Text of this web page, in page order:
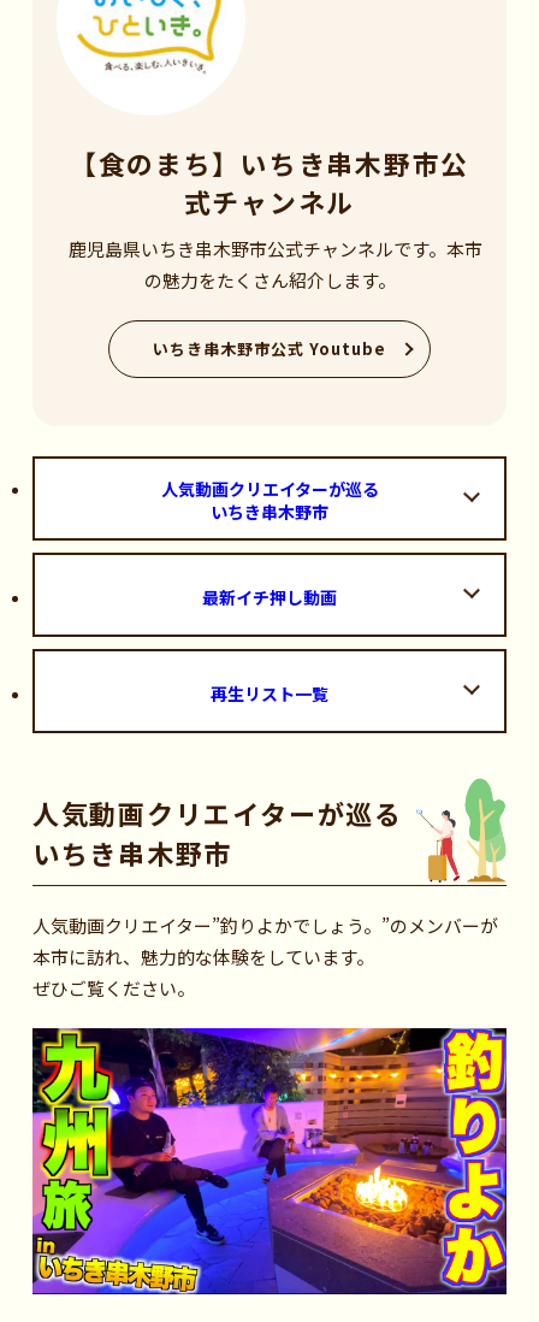
【食のまち】いちき串木野市公
式チャンネル
鹿児島県いちき串木野市公式チャンネルです。本市
の魅力をたくさん紹介します。
いちき串木野市公式 Youtube
人気動画クリエイターが巡る
いちき串木野市
最新イチ押し動画
再生リスト一覧
人気動画クリエイターが巡る
いちき串木野市
人気動画クリエイター”釣りよかでしょう。”のメンバーが
本市に訪れ、魅力的な体験をしています。
ぜひご覧ください。